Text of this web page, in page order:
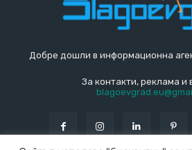
Добре дошли в информационна
За контакти, реклама и